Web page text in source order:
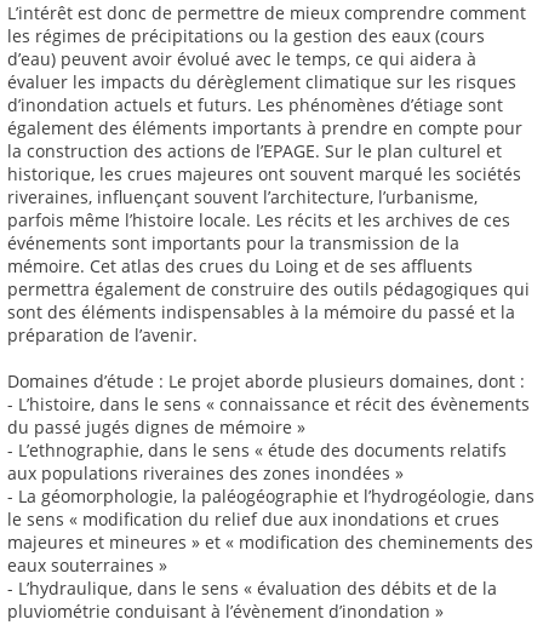
L’intérêt est donc de permettre de mieux comprendre comment
les régimes de précipitations ou la gestion des eaux (cours
d’eau) peuvent avoir évolué avec le temps, ce qui aidera à
évaluer les impacts du dérèglement climatique sur les risques
d’inondation actuels et futurs. Les phénomènes d’étiage sont
également des éléments importants à prendre en compte pour
la construction des actions de l’EPAGE. Sur le plan culturel et
historique, les crues majeures ont souvent marqué les sociétés
riveraines, influençant souvent l’architecture, l’urbanisme,
parfois même l’histoire locale. Les récits et les archives de ces
événements sont importants pour la transmission de la
mémoire. Cet atlas des crues du Loing et de ses affluents
permettra également de construire des outils pédagogiques qui
sont des éléments indispensables à la mémoire du passé et la
préparation de l’avenir.
Domaines d’étude : Le projet aborde plusieurs domaines, dont :
- L’histoire, dans le sens « connaissance et récit des évènements
du passé jugés dignes de mémoire »
- L’ethnographie, dans le sens « étude des documents relatifs
aux populations riveraines des zones inondées »
- La géomorphologie, la paléogéographie et l’hydrogéologie, dans
le sens « modification du relief due aux inondations et crues
majeures et mineures » et « modification des cheminements des
eaux souterraines »
- L’hydraulique, dans le sens « évaluation des débits et de la
pluviométrie conduisant à l’évènement d’inondation »